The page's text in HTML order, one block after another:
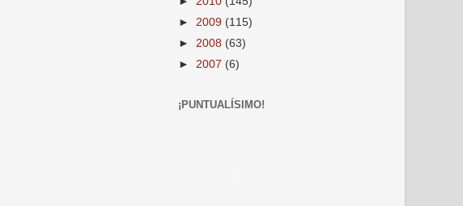
► 2009 (115)
► 2008 (63)
► 2007 (6)
¡PUNTUALÍSIMO!